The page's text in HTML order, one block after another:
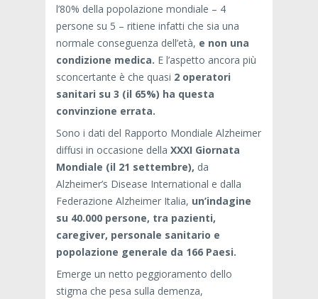
l’80% della popolazione mondiale – 4
persone su 5 – ritiene infatti che sia una
normale conseguenza dell’età, e non una
condizione medica. E l’aspetto ancora più
sconcertante è che quasi 2 operatori
sanitari su 3 (il 65%) ha questa
convinzione errata.
Sono i dati del Rapporto Mondiale Alzheimer
diffusi in occasione della XXXI Giornata
Mondiale (il 21 settembre), da
Alzheimer’s Disease International e dalla
Federazione Alzheimer Italia, un’indagine
su 40.000 persone, tra pazienti,
caregiver, personale sanitario e
popolazione generale da 166 Paesi.
Emerge un netto peggioramento dello
stigma che pesa sulla demenza,